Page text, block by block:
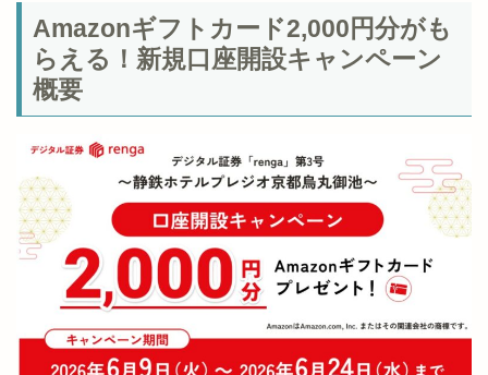
Amazonギフトカード2,000円分がも
らえる！新規口座開設キャンペーン
概要